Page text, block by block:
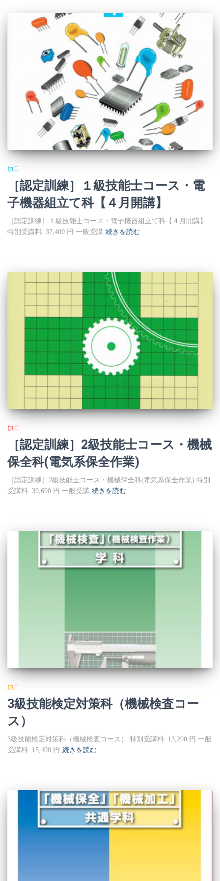
加工
［認定訓練］１級技能士コース・電
子機器組立て科【４月開講】
［認定訓練］１級技能士コース・電子機器組立て科【４月開講】
特別受講料: 37,400 円 一般受講 続きを読む
加工
［認定訓練］2級技能士コース・機械
保全科(電気系保全作業)
［認定訓練］2級技能士コース・機械保全科(電気系保全作業) 特別
受講料: 39,600 円 一般受講 続きを読む
加工
3級技能検定対策科（機械検査コー
ス）
3級技能検定対策科（機械検査コース） 特別受講料: 13,200 円 一般
受講料: 15,400 円 続きを読む